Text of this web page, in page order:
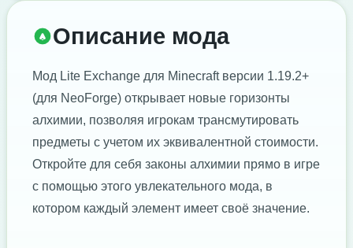
Описание мода
Мод Lite Exchange для Minecraft версии 1.19.2+
(для NeoForge) открывает новые горизонты
алхимии, позволяя игрокам трансмутировать
предметы с учетом их эквивалентной стоимости.
Откройте для себя законы алхимии прямо в игре
с помощью этого увлекательного мода, в
котором каждый элемент имеет своё значение.